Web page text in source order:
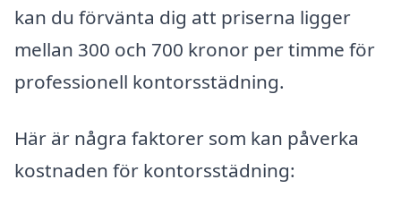
kan du förvänta dig att priserna ligger
mellan 300 och 700 kronor per timme för
professionell kontorsstädning.
Här är några faktorer som kan påverka
kostnaden för kontorsstädning: